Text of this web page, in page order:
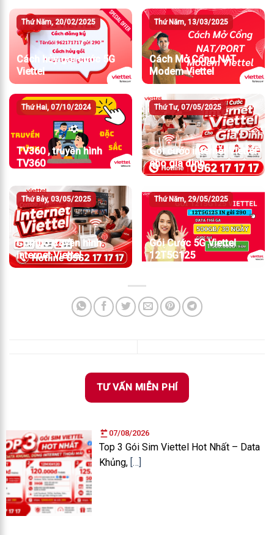
07/08/2026
Top 3 Gói Sim Viettel Hot Nhất – Data
Khủng, […]
Thứ Năm, 20/02/2025
Cách hủy gói cước 5G
Viettel
Thứ Năm, 13/03/2025
Cách Mở Cổng NAT
Modem Viettel
Thứ Hai, 07/10/2024
TV360 , truyền hình
TV360
Thứ Tư, 07/05/2025
Gói cước internet Viettel
cho gia đình
Thứ Bảy, 03/05/2025
Combo truyền hình
internet Viettel
Thứ Năm, 29/05/2025
Gói Cước 5G Viettel
12T5G125
TƯ VẤN MIỄN PHÍ